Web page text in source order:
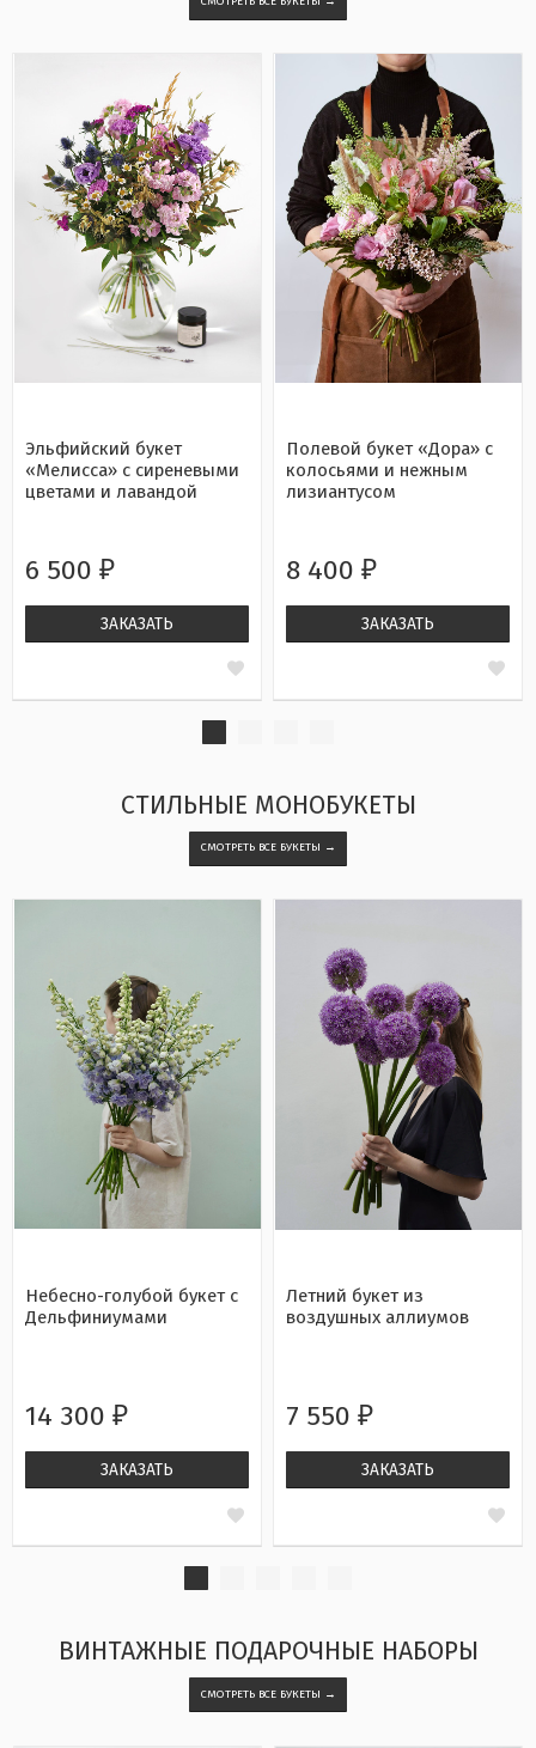
Эльфийский букет
«Мелисса» с сиреневыми
цветами и лавандой
6 500 ₽
ЗАКАЗАТЬ
Полевой букет «Дора» с
колосьями и нежным
лизиантусом
8 400 ₽
ЗАКАЗАТЬ
СТИЛЬНЫЕ МОНОБУКЕТЫ
СМОТРЕТЬ ВСЕ БУКЕТЫ →
Небесно-голубой букет с
Дельфиниумами
14 300 ₽
ЗАКАЗАТЬ
Летний букет из
воздушных аллиумов
7 550 ₽
ЗАКАЗАТЬ
ВИНТАЖНЫЕ ПОДАРОЧНЫЕ НАБОРЫ
СМОТРЕТЬ ВСЕ БУКЕТЫ →